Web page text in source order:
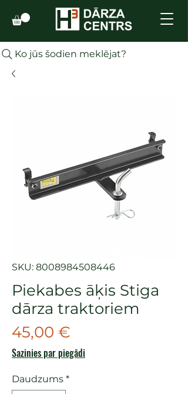
Ko jūs šodien meklējat?
SKU: 8008984508446
Piekabes āķis Stiga
dārza traktoriem
45,00 €
Sazinies par piegādi
Daudzums *